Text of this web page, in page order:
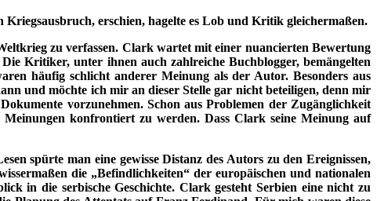
erschien, hagelte es Lob und Kritik gleichermaßen.
zu verfassen. Clark wartet mit einer nuancierten Bewertung
Die Kritiker, unter ihnen auch zahlreiche Buchblogger, bemängelten
häufig schlicht anderer Meinung als der Autor. Besonders aus
und möchte ich mir an dieser Stelle gar nicht beteiligen, denn mir
vorzunehmen. Schon aus Problemen der Zugänglichkeit
konfrontiert zu werden. Dass Clark seine Meinung auf
spürte man eine gewisse Distanz des Autors zu den Ereignissen,
die „Befindlichkeiten“ der europäischen und nationalen
in die serbische Geschichte. Clark gesteht Serbien eine nicht zu